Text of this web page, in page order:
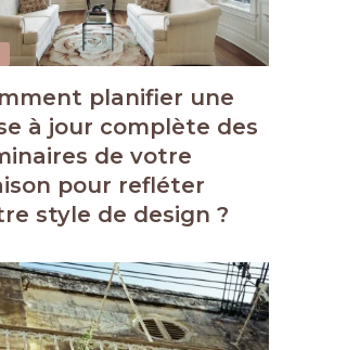
planifier une
à jour complète des
de votre
pour refléter
style de design ?